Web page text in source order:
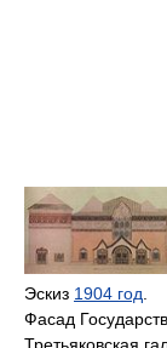
Эскиз 1904 год
Фасад